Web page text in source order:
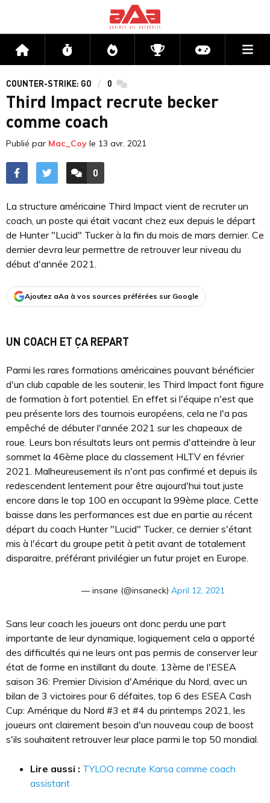
Accueil Flux Directs CompétitionsActu jeux
COUNTER-STRIKE: GO 0 commentaires
Third Impact recrute becker
comme coach
Publié par Mac_Coy le 13 avr. 2021
ACCÉDER AUX
0
COMMENTAIRES
La structure américaine Third Impact vient de recruter un
coach, un poste qui était vacant chez eux depuis le départ
de Hunter "Lucid" Tucker à la fin du mois de mars dernier. Ce
dernier devra leur permettre de retrouver leur niveau du
début d'année 2021.
Ajoutez aAa à vos sources préférées sur Google
UN COACH ET ÇA REPART
Parmi les rares formations américaines pouvant bénéficier
d'un club capable de les soutenir, les Third Impact font figure
de formation à fort potentiel. En effet si l'équipe n'est que
peu présente lors des tournois européens, cela ne l'a pas
empêché de débuter l'année 2021 sur les chapeaux de
roue. Leurs bon résultats leurs ont permis d'atteindre à leur
sommet la 46ème place du classement HLTV en février
2021. Malheureusement ils n'ont pas confirmé et depuis ils
redescendent lentement pour être aujourd'hui tout juste
encore dans le top 100 en occupant la 99ème place. Cette
baisse dans les performances est due en partie au récent
départ du coach Hunter "Lucid" Tucker, ce dernier s'étant
mis à l'écart du groupe petit à petit avant de totalement
disparaitre, préférant privilégier un futur projet en Europe.
— insane (@insaneck) April 12, 2021
Sans leur coach les joueurs ont donc perdu une part
importante de leur dynamique, logiquement cela a apporté
des difficultés qui ne leurs ont pas permis de conserver leur
état de forme en instillant du doute. 13ème de l'ESEA
saison 36: Premier Division d'Amérique du Nord, avec un
bilan de 3 victoires pour 6 défaites, top 6 des ESEA Cash
Cup: Amérique du Nord #3 et #4 du printemps 2021, les
joueurs ont clairement besoin d'un nouveau coup de boost
s'ils souhaitent retrouver leur place parmi le top 50 mondial.
Lire aussi : TYLOO recrute Karsa comme coach
assistant